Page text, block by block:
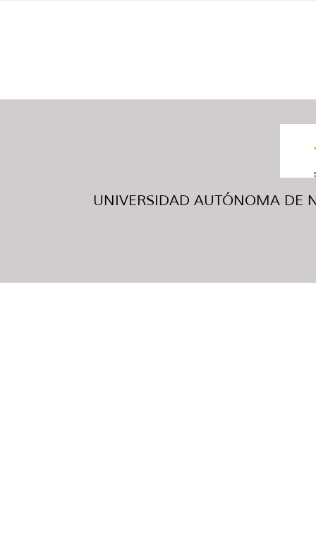
UNIVERSIDAD AUTÓNOMA DE